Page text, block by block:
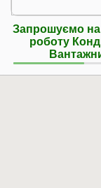
Запрошуємо на
роботу